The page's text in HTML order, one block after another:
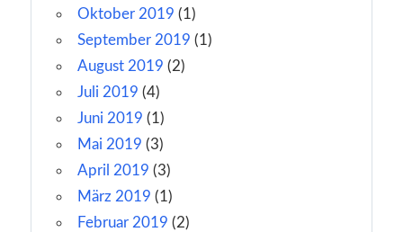
Oktober 2019 (1)
September 2019 (1)
August 2019 (2)
Juli 2019 (4)
Juni 2019 (1)
Mai 2019 (3)
April 2019 (3)
März 2019 (1)
Februar 2019 (2)